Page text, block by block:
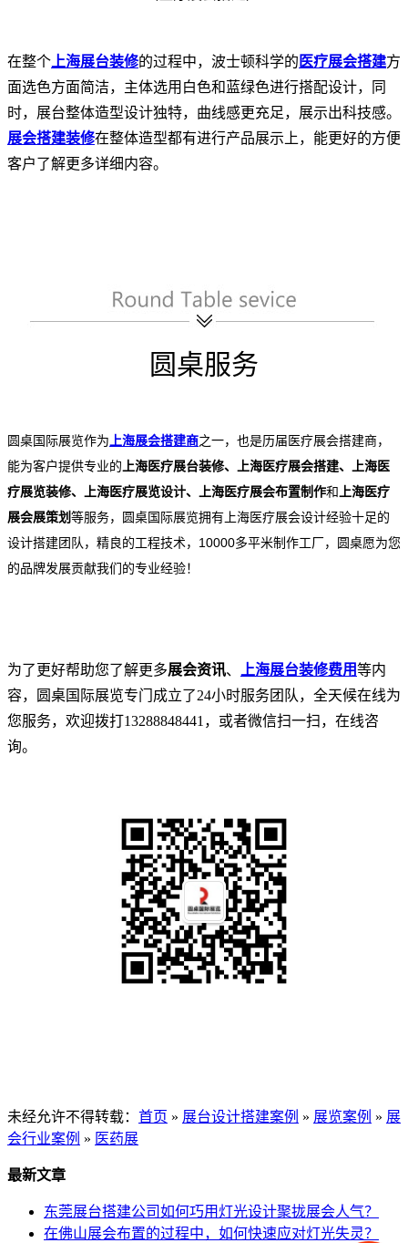
在整个 上海展台装修的过程中，波士顿科学的 医疗展会搭建方
面选色方面简洁，主体选用白色和蓝绿色进行搭配设计，同
时，展台整体造型设计独特，曲线感更充足，展示出科技感。
展会搭建装修在整体造型都有进行产品展示上，能更好的方便
客户了解更多详细内容。
圆桌服务
圆桌国际展览作为 上海展会搭建商之一，也是历届医疗展会搭建商，
能为客户提供专业的 上海医疗展台装修、上海医疗展会搭建、上海医
疗展览装修、上海医疗展览设计、上海医疗展会布置制作和 上海医疗
展会展策划等服务，圆桌国际展览拥有上海医疗展会设计经验十足的
设计搭建团队，精良的工程技术，10000多平米制作工厂，圆桌愿为您
的品牌发展贡献我们的专业经验！
为了更好帮助您了解更多展会资讯、 上海展台装修费用等内
容，圆桌国际展览专门成立了24小时服务团队，全天候在线为
您服务，欢迎拨打13288848441，或者微信扫一扫，在线咨
询。
未经允许不得转载： 首页 » 展台设计搭建案例 » 展览案例 » 展
会行业案例 » 医药展
最新文章
东莞展台搭建公司如何巧用灯光设计聚拢展会人气？
在佛山展会布置的过程中，如何快速应对灯光失灵？